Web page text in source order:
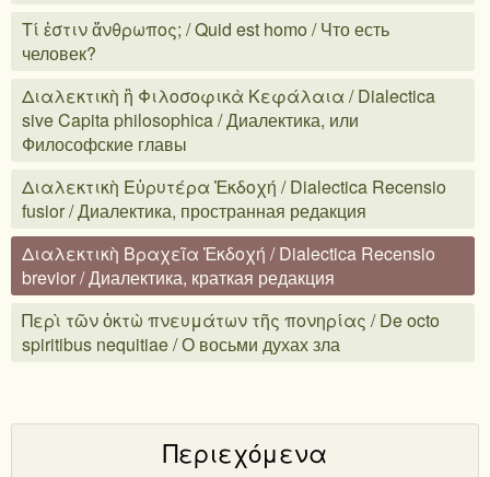
Τί ἐστιν ἄνθρωπος; / Quid est homo / Что есть
человек?
Διαλεκτικὴ ἢ Φιλοσοφικὰ Κεφάλαια / Dialectica
sive Capita philosophica / Диалектика, или
Философские главы
Διαλεκτικὴ Εὐρυτέρα Ἐκδοχή / Dialectica Recensio
fusior / Диалектика, пространная редакция
Διαλεκτικὴ Βραχεῖα Ἐκδοχή / Dialectica Recensio
brevior / Диалектика, краткая редакция
Περὶ τῶν ὀκτὼ πνευμάτων τῆς πονηρίας / De octo
spiritibus nequitiae / О восьми духах зла
Περιεχόμενα